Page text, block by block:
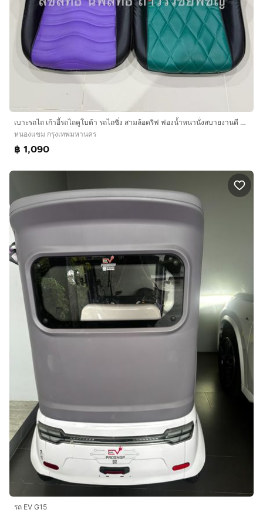
เบาะรถไถ เก้าอี้รถไถคูโบต้า รถไถซิ่ง สามล้อดริฟ ฟองน้ำหนานั่งสบายงานดี รุ่น L3408-L3608-L4508-L4708
หนองแขม กรุงเทพมหานคร
฿ 1,090
รถ EV G15